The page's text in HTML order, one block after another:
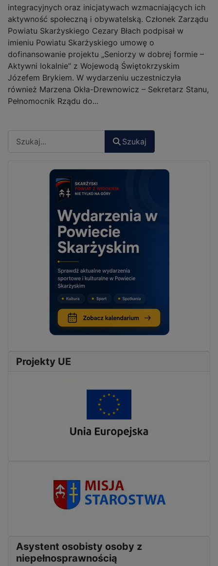
integracyjnych oraz inicjatywach wzmacniających ich
aktywność społeczną i obywatelską. Członek Zarządu
Powiatu Skarżyskiego Cezary Błach podpisał w
imieniu Powiatu Skarżyskiego umowę o
dofinansowanie projektu „Seniorzy w dobrej formie –
Aktywni lokalnie” z Wojewodą Świętokrzyskim
Józefem Brykiem. W wydarzeniu uczestniczyła
również Marzena Okła-Drewnowicz – Sekretarz Stanu,
Pełnomocnik Rządu do...
Szukaj
Projekty UE
Asystent osobisty osoby z
niepełnosprawnością